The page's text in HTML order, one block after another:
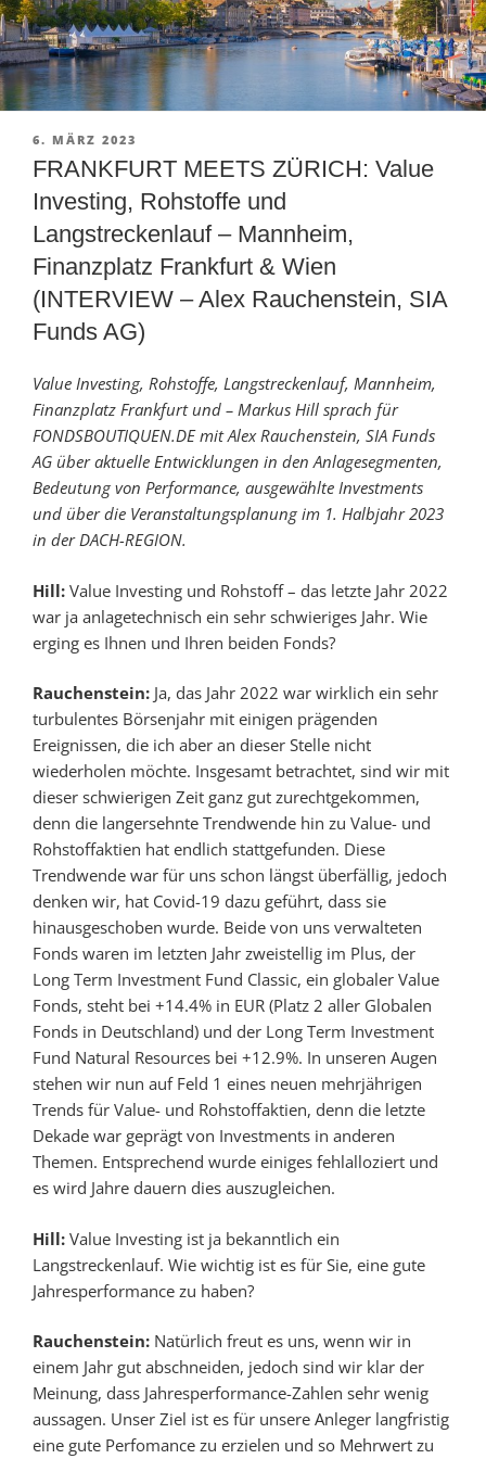
VERÖFFENTLICHT
AM
6. MÄRZ 2023
FRANKFURT MEETS ZÜRICH: Value
Investing, Rohstoffe und
Langstreckenlauf – Mannheim,
Finanzplatz Frankfurt & Wien
(INTERVIEW – Alex Rauchenstein, SIA
Funds AG)
Value Investing, Rohstoffe, Langstreckenlauf, Mannheim,
Finanzplatz Frankfurt und – Markus Hill sprach für
FONDSBOUTIQUEN.DE mit Alex Rauchenstein, SIA Funds
AG über aktuelle Entwicklungen in den Anlagesegmenten,
Bedeutung von Performance, ausgewählte Investments
und über die Veranstaltungsplanung im 1. Halbjahr 2023
in der DACH-REGION.
Hill: Value Investing und Rohstoff – das letzte Jahr 2022
war ja anlagetechnisch ein sehr schwieriges Jahr. Wie
erging es Ihnen und Ihren beiden Fonds?
Rauchenstein: Ja, das Jahr 2022 war wirklich ein sehr
turbulentes Börsenjahr mit einigen prägenden
Ereignissen, die ich aber an dieser Stelle nicht
wiederholen möchte. Insgesamt betrachtet, sind wir mit
dieser schwierigen Zeit ganz gut zurechtgekommen,
denn die langersehnte Trendwende hin zu Value- und
Rohstoffaktien hat endlich stattgefunden. Diese
Trendwende war für uns schon längst überfällig, jedoch
denken wir, hat Covid-19 dazu geführt, dass sie
hinausgeschoben wurde. Beide von uns verwalteten
Fonds waren im letzten Jahr zweistellig im Plus, der
Long Term Investment Fund Classic, ein globaler Value
Fonds, steht bei +14.4% in EUR (Platz 2 aller Globalen
Fonds in Deutschland) und der Long Term Investment
Fund Natural Resources bei +12.9%. In unseren Augen
stehen wir nun auf Feld 1 eines neuen mehrjährigen
Trends für Value- und Rohstoffaktien, denn die letzte
Dekade war geprägt von Investments in anderen
Themen. Entsprechend wurde einiges fehlalloziert und
es wird Jahre dauern dies auszugleichen.
Hill: Value Investing ist ja bekanntlich ein
Langstreckenlauf. Wie wichtig ist es für Sie, eine gute
Jahresperformance zu haben?
Rauchenstein: Natürlich freut es uns, wenn wir in
einem Jahr gut abschneiden, jedoch sind wir klar der
Meinung, dass Jahresperformance-Zahlen sehr wenig
aussagen. Unser Ziel ist es für unsere Anleger langfristig
eine gute Perfomance zu erzielen und so Mehrwert zu